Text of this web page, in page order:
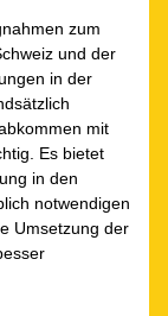
zum
und der
in der
mit
Es bietet
in den
notwendigen
Umsetzung der